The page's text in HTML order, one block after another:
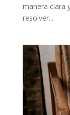
manera clara
resolver...